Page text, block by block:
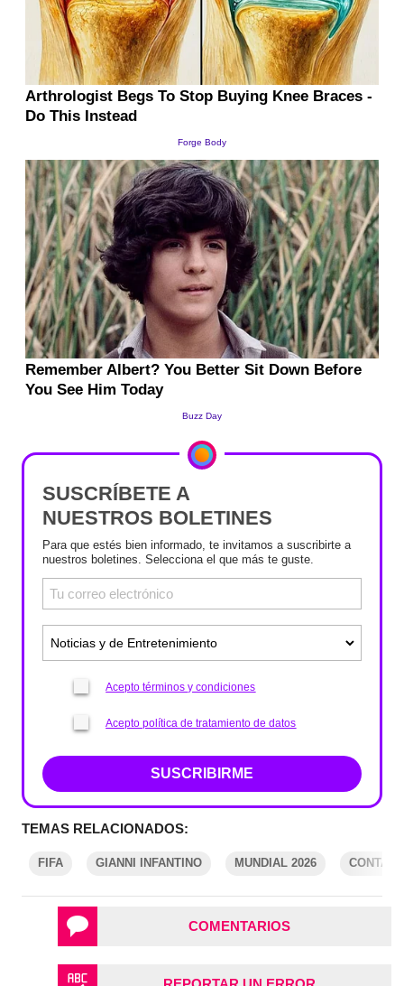
SUSCRÍBETE A
NUESTROS BOLETINES
Para que estés bien informado, te invitamos a suscribirte a
nuestros boletines. Selecciona el que más te guste.
Acepto términos y condiciones
Acepto política de tratamiento de datos
SUSCRIBIRME
TEMAS RELACIONADOS:
FIFA GIANNI INFANTINO MUNDIAL 2026
COMENTARIOS